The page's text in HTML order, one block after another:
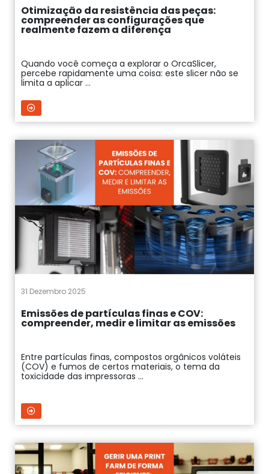
Otimização da resistência das peças:
compreender as configurações que
realmente fazem a diferença
Quando você começa a explorar o OrcaSlicer,
percebe rapidamente uma coisa: este slicer não se
limita a aplicar ...
31 Dezembro 2025
Emissões de partículas finas e COV:
compreender, medir e limitar as emissões
Entre partículas finas, compostos orgânicos voláteis
(COV) e fumos de certos materiais, o tema da
toxicidade das impressoras ...